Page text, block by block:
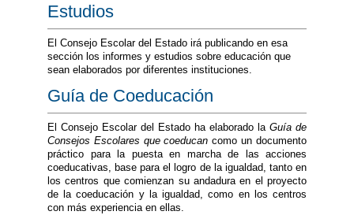
Estudios
El Consejo Escolar del Estado irá publicando en esa
sección los informes y estudios sobre educación que
sean elaborados por diferentes instituciones.
Guía de Coeducación
El Consejo Escolar del Estado ha elaborado la Guía de
Consejos Escolares que coeducan como un documento
práctico para la puesta en marcha de las acciones
coeducativas, base para el logro de la igualdad, tanto en
los centros que comienzan su andadura en el proyecto
de la coeducación y la igualdad, como en los centros
con más experiencia en ellas.